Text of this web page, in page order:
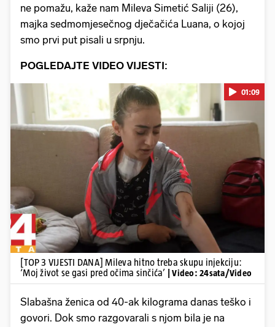
ne pomažu, kaže nam Mileva Simetić Saliji (26),
majka sedmomjesečnog dječačića Luana, o kojoj
smo prvi put pisali u srpnju.
POGLEDAJTE VIDEO VIJESTI:
Pokretanje videa...
01:09
[TOP 3 VIJESTI DANA] Mileva hitno treba skupu injekciju:
‘Moj život se gasi pred očima sinčića’
| Video: 24sata/Video
Slabašna ženica od 40-ak kilograma danas teško i
govori. Dok smo razgovarali s njom bila je na